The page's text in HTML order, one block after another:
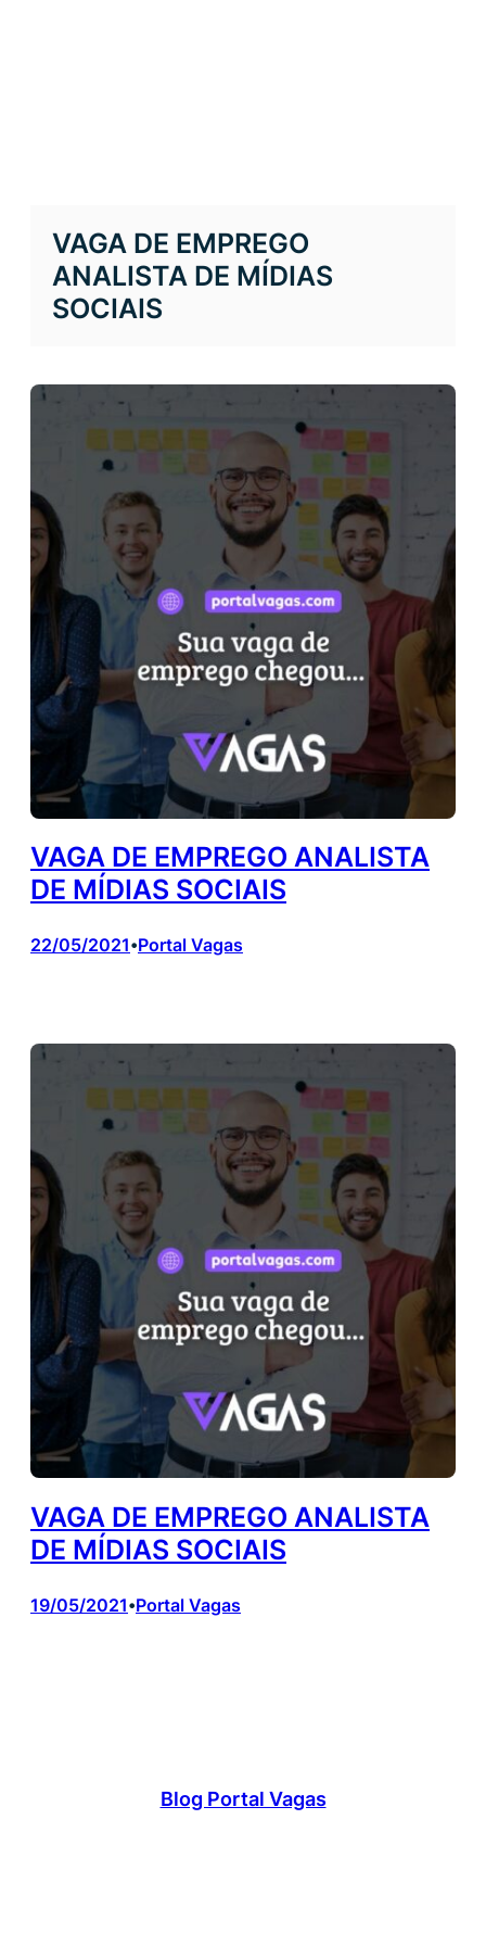
VAGA DE EMPREGO
ANALISTA DE MÍDIAS
SOCIAIS
VAGA DE EMPREGO ANALISTA
DE MÍDIAS SOCIAIS
22/05/2021•Portal Vagas
VAGA DE EMPREGO ANALISTA
DE MÍDIAS SOCIAIS
19/05/2021•Portal Vagas
Blog Portal Vagas